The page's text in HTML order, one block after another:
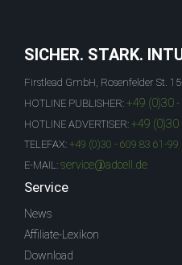
SICHER. STARK.
Firstlead GmbH, Rosenfelder St.
HOTLINE PUBLISHER: +49 (0)30
HOTLINE ADVERTISER: +49 (0)30
TELEFAX: +49 (0)30 - 609 83 61-99
E-MAIL: service@adcell.de
Service
News
Affiliate-Lexikon
Download